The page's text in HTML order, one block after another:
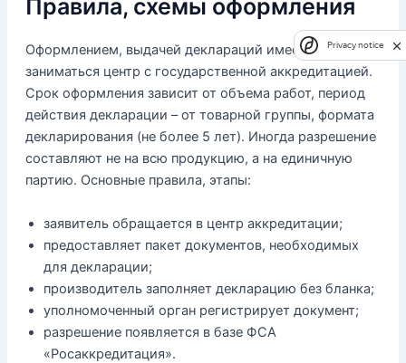
Правила, схемы оформления
Оформлением, выдачей деклараций имеет право
заниматься центр с государственной аккредитацией.
Срок оформления зависит от объема работ, период
действия декларации – от товарной группы, формата
декларирования (не более 5 лет). Иногда разрешение
составляют не на всю продукцию, а на единичную
партию. Основные правила, этапы:
заявитель обращается в центр аккредитации;
предоставляет пакет документов, необходимых
для декларации;
производитель заполняет декларацию без бланка;
уполномоченный орган регистрирует документ;
разрешение появляется в базе ФСА
«Росаккредитация».
Privacy notice